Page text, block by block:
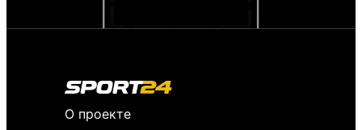
О проекте